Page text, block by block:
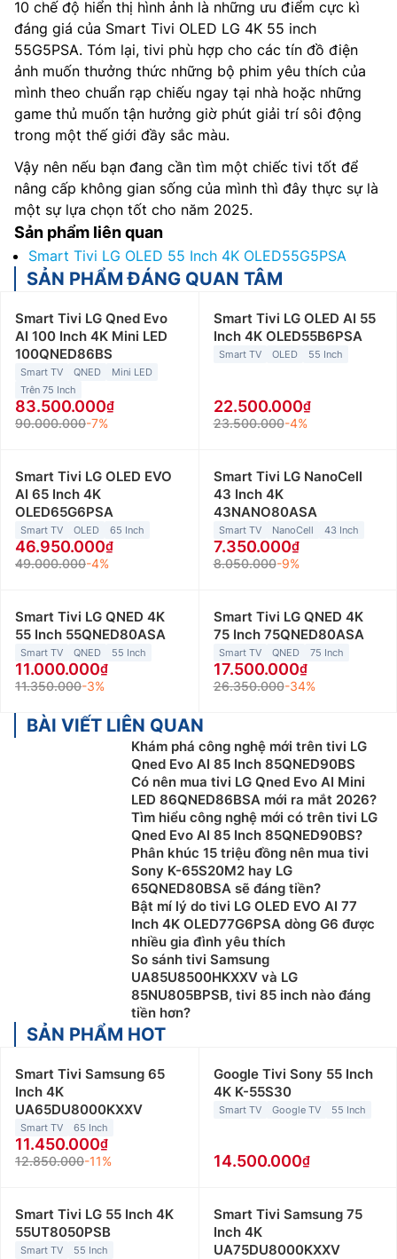
10 chế độ hiển thị hình ảnh là những ưu điểm cực kì
đáng giá của Smart Tivi OLED LG 4K 55 inch
55G5PSA. Tóm lại, tivi phù hợp cho các tín đồ điện
ảnh muốn thưởng thức những bộ phim yêu thích của
mình theo chuẩn rạp chiếu ngay tại nhà hoặc những
game thủ muốn tận hưởng giờ phút giải trí sôi động
trong một thế giới đầy sắc màu.
Vậy nên nếu bạn đang cần tìm một chiếc tivi tốt để
nâng cấp không gian sống của mình thì đây thực sự là
một sự lựa chọn tốt cho năm 2025.
Sản phẩm liên quan
Smart Tivi LG OLED 55 Inch 4K OLED55G5PSA
SẢN PHẨM ĐÁNG QUAN TÂM
Smart Tivi LG Qned Evo
AI 100 Inch 4K Mini LED
100QNED86BS
Smart TV QNED
Mini LED
Trên 75 Inch
83.500.000
90.000.000-7%
Smart Tivi LG OLED AI 55
Inch 4K OLED55B6PSA
Smart TV OLED 55 Inch
22.500.000
23.500.000-4%
Smart Tivi LG OLED EVO
AI 65 Inch 4K
OLED65G6PSA
Smart TV OLED 65 Inch
46.950.000
49.000.000-4%
Smart Tivi LG NanoCell
43 Inch 4K
43NANO80ASA
Smart TV NanoCell 43 Inch
7.350.000
8.050.000-9%
Smart Tivi LG QNED 4K
55 Inch 55QNED80ASA
Smart TV QNED 55 Inch
11.000.000
11.350.000-3%
Smart Tivi LG QNED 4K
75 Inch 75QNED80ASA
Smart TV QNED 75 Inch
17.500.000
26.350.000-34%
BÀI VIẾT LIÊN QUAN
Khám phá công nghệ mới trên tivi LG
Qned Evo AI 85 Inch 85QNED90BS
Có nên mua tivi LG Qned Evo AI Mini
LED 86QNED86BSA mới ra mắt 2026?
Tìm hiểu công nghệ mới có trên tivi LG
Qned Evo AI 85 Inch 85QNED90BS?
Phân khúc 15 triệu đồng nên mua tivi
Sony K-65S20M2 hay LG
65QNED80BSA sẽ đáng tiền?
Bật mí lý do tivi LG OLED EVO AI 77
Inch 4K OLED77G6PSA dòng G6 được
nhiều gia đình yêu thích
So sánh tivi Samsung
UA85U8500HKXXV và LG
85NU805BPSB, tivi 85 inch nào đáng
tiền hơn?
SẢN PHẨM HOT
Smart Tivi Samsung 65
Inch 4K
UA65DU8000KXXV
Smart TV 65 Inch
11.450.000
12.850.000-11%
Google Tivi Sony 55 Inch
4K K-55S30
Smart TV Google TV 55 Inch
14.500.000
Smart Tivi LG 55 Inch 4K
55UT8050PSB
Smart TV 55 Inch
Smart Tivi Samsung 75
Inch 4K
UA75DU8000KXXV